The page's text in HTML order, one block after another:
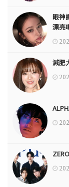
眼神
漂亮
減肥